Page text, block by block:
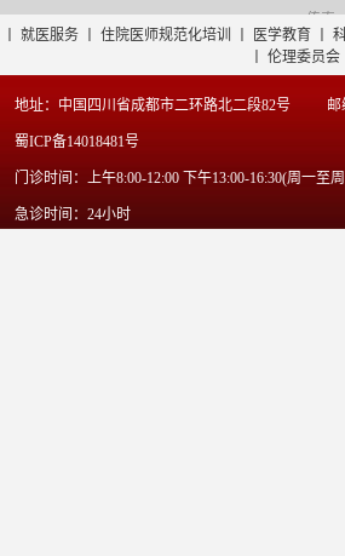
传真
就医服务 住院医师规范化培训 医学教育
伦理委员会
地址：中国四川省成都市二环路北二段82号 邮
蜀ICP备14018481号
门诊时间：上午8:00-12:00 下午13:00-16:30(周一至
急诊时间：24小时